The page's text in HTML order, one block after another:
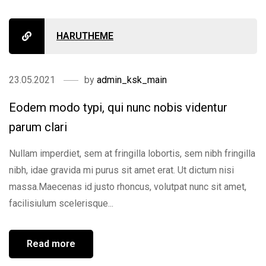
HARUTHEME
23.05.2021 by admin_ksk_main
Eodem modo typi, qui nunc nobis videntur
parum clari
Nullam imperdiet, sem at fringilla lobortis, sem nibh fringilla
nibh, idae gravida mi purus sit amet erat. Ut dictum nisi
massa.Maecenas id justo rhoncus, volutpat nunc sit amet,
facilisiulum scelerisque...
Read more